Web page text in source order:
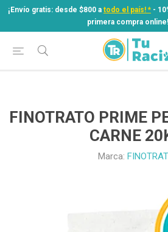
¡Envío gratis: desde $800 a todo el país! * -
primera compra
¡Envío gratis: desde $800 atodo el país! *
-
primera compra online!
FINOTRATO PRIME
CARNE
Marca: